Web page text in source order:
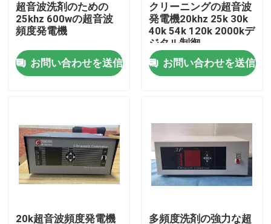
品質管理
私達に連絡しなさい
超音波洗浄
高出力超音波トランスデューサー
多頻度超音波トランスデューサー
超音波洗剤のための
25khz 600wの超音波
頻度発電機
お問い合わせを送信
クリーニングの超音波
発電機20khz 25k 30k
40k 54k 120k 2000kデ
ジタル制御
お問い合わせを送信
20k超音波頻度発電機 多頻度洗剤の強力な超